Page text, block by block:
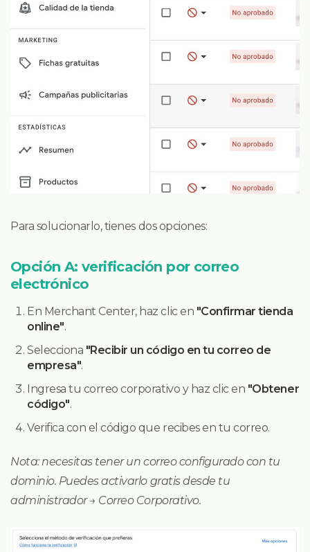
Para solucionarlo, tienes dos opciones:
Opción A: verificación por correo
electrónico
En Merchant Center, haz clic en "Confirmar tienda
online".
Selecciona "Recibir un código en tu correo de
empresa".
Ingresa tu correo corporativo y haz clic en "Obtener
código".
Verifica con el código que recibes en tu correo.
Nota: necesitas tener un correo configurado con tu
dominio. Puedes activarlo gratis desde tu
administrador → Correo Corporativo.